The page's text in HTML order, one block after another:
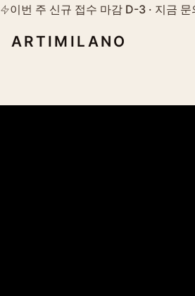
이번 주 신규 접수 마감 D-3 · 지금
ARTIMILANO